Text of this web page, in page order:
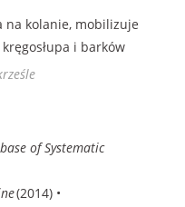
of Systematic
(2014) •